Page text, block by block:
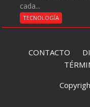
cada...
TECNOLOGÍA
CONTACTO